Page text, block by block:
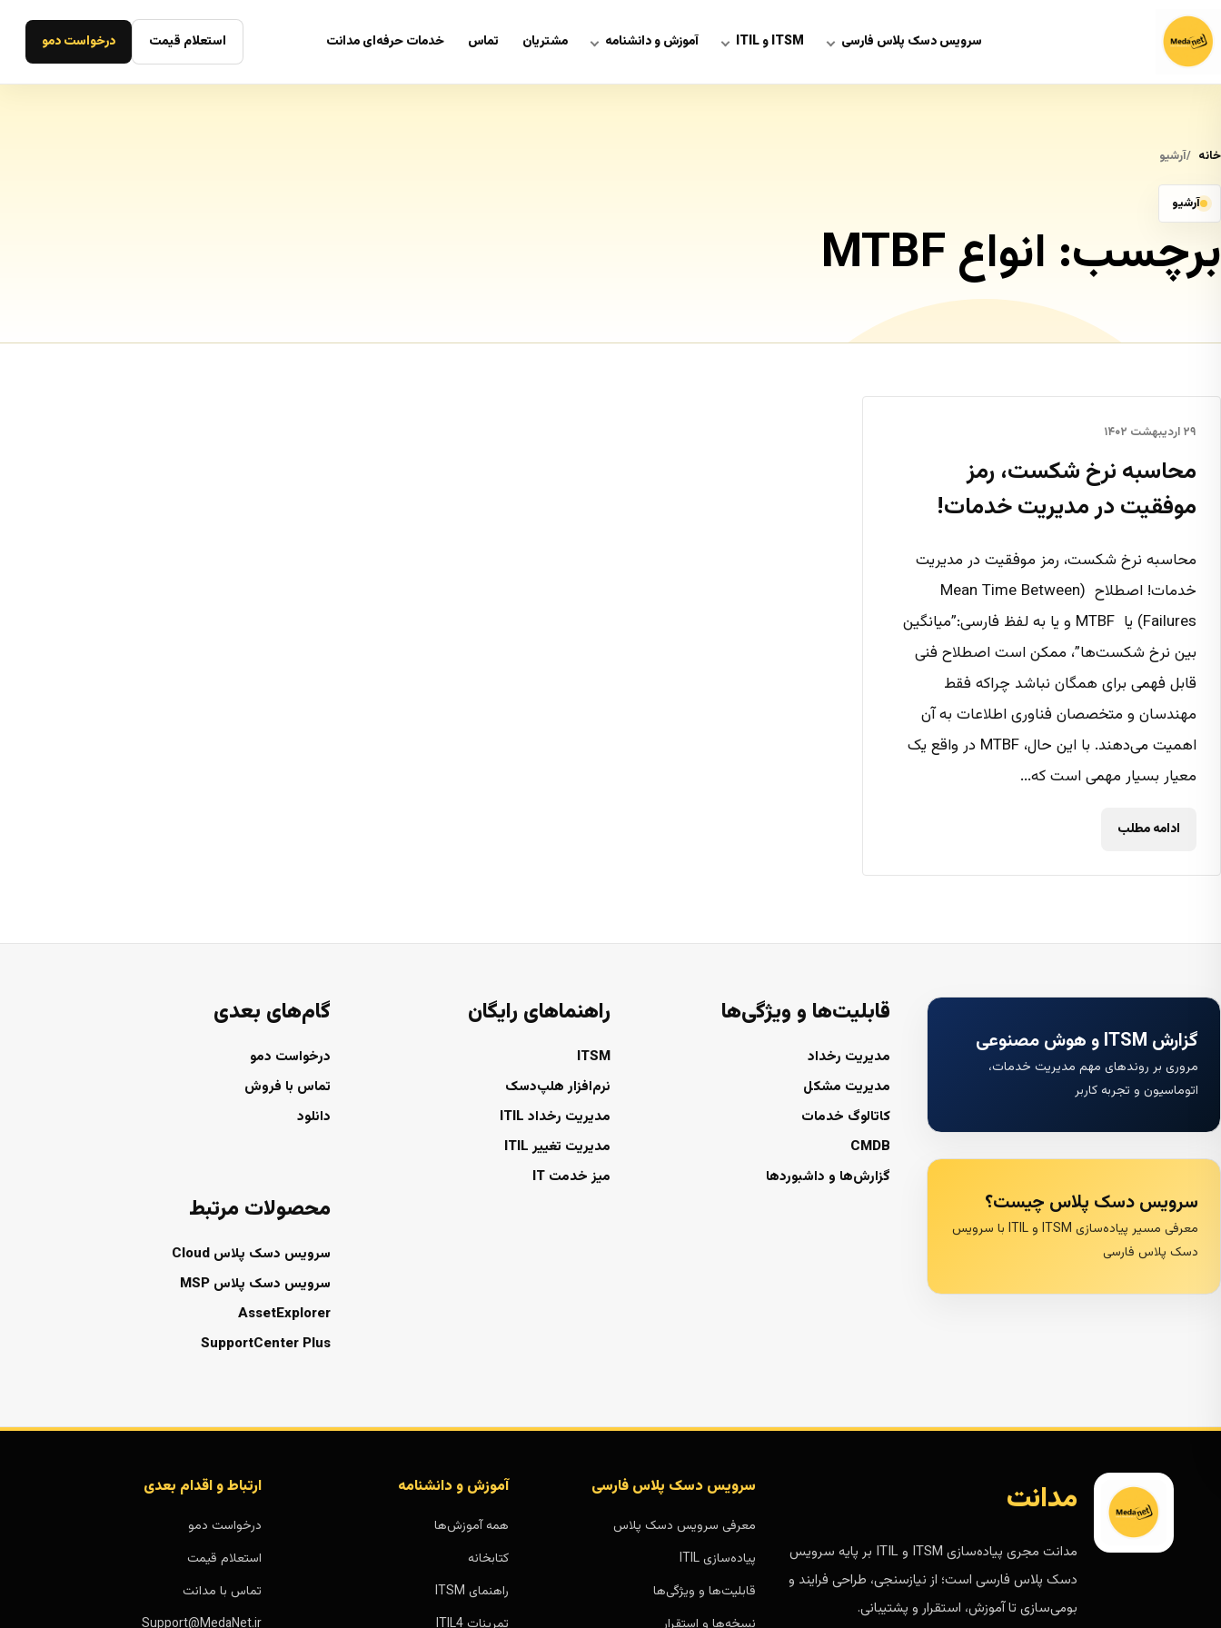
سرویس دسک پلاس فارسی ITSM و ITIL آموزش و دانشنامه مشتریان تماس خدمات حرفه‌ای مدانت استعلام قیمت درخواست دمو
خانه آرشیو
آرشیو
برچسب: انواع MTBF
۲۹ اردیبهشت ۱۴۰۲
محاسبه‌ نرخ شکست، رمز
موفقیت در مدیریت خدمات!
محاسبه‌ نرخ شکست، رمز موفقیت در مدیریت
خدمات! اصطلاح (Mean Time Between
Failures) یا MTBF و یا به لفظ فارسی:”میانگین‌
بین نرخ شکست‌ها”، ممکن است اصطلاح فنی
قابل فهمی برای همگان نباشد چراکه فقط
مهندسان و متخصصان فناوری اطلاعات به آن
اهمیت می‌دهند. با این حال، MTBF در واقع یک
معیار بسیار مهمی است که...
ادامه مطلب
گزارش ITSM و هوش مصنوعی
مروری بر روندهای مهم مدیریت خدمات،
اتوماسیون و تجربه کاربر
سرویس دسک پلاس چیست؟
معرفی مسیر پیاده‌سازی ITSM و ITIL با سرویس
دسک پلاس فارسی
قابلیت‌ها و ویژگی‌ها
مدیریت رخداد
مدیریت مشکل
کاتالوگ خدمات
CMDB
گزارش‌ها و داشبوردها
راهنماهای رایگان
ITSM
نرم‌افزار هلپ‌دسک
مدیریت رخداد ITIL
مدیریت تغییر ITIL
میز خدمت IT
گام‌های بعدی
درخواست دمو
تماس با فروش
دانلود
محصولات مرتبط
سرویس دسک پلاس Cloud
سرویس دسک پلاس MSP
AssetExplorer
SupportCenter Plus
مدانت
مدانت مجری پیاده‌سازی ITSM و ITIL بر پایه سرویس
دسک پلاس فارسی است؛ از نیازسنجی، طراحی فرایند و
بومی‌سازی تا آموزش، استقرار و پشتیبانی.
سرویس دسک پلاس فارسی
معرفی سرویس دسک پلاس
پیاده‌سازی ITIL
قابلیت‌ها و ویژگی‌ها
آموزش و دانشنامه
همه آموزش‌ها
کتابخانه
راهنمای ITSM
ارتباط و اقدام بعدی
درخواست دمو
استعلام قیمت
تماس با مدانت